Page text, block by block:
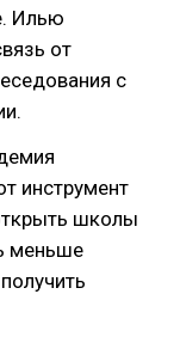
Илью
от
с
инструмент
школы
меньше